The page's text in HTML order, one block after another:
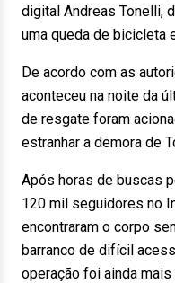
digital Andreas Tonelli,
uma queda de bicicleta
De acordo com as
aconteceu na noite da
de resgate foram
estranhar a demora de
Após horas de buscas
120 mil seguidores no
encontraram o corpo
barranco de difícil
operação foi ainda